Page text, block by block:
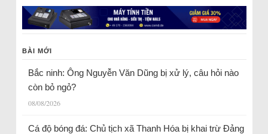
BÀI MỚI
Bắc ninh: Ông Nguyễn Văn Dũng bị xử lý, câu hỏi nào
còn bỏ ngỏ?
08/08/2026
Cá độ bóng đá: Chủ tịch xã Thanh Hóa bị khai trừ Đảng